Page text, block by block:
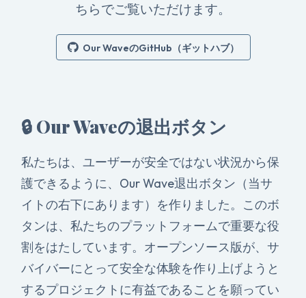
ちらでご覧いただけます。
Our WaveのGitHub（ギットハブ）
🔒 Our Waveの退出ボタン
私たちは、ユーザーが安全ではない状況から保
護できるように、Our Wave退出ボタン（当サ
イトの右下にあります）を作りました。このボ
タンは、私たちのプラットフォームで重要な役
割をはたしています。オープンソース版が、サ
バイバーにとって安全な体験を作り上げようと
するプロジェクトに有益であることを願ってい